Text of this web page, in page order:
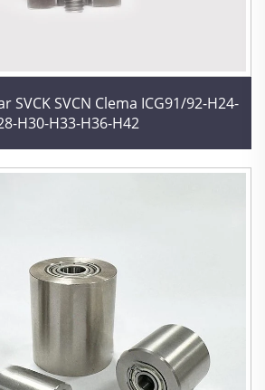
SVCK SVCN Clema ICG91/92-H24-
H30-H33-H36-H42